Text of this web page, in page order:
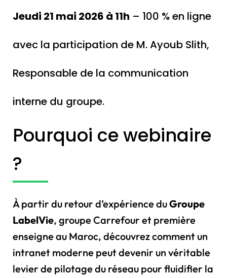
Jeudi 21 mai 2026 à 11h – 100 % en ligne
avec la participation de M. Ayoub Slith,
Responsable de la communication
interne du groupe.
Pourquoi ce webinaire
?
À partir du retour d’expérience duGroupe
LabelVie, groupe Carrefour et première
enseigne au Maroc, découvrez comment un
intranet moderne peut devenir un véritable
levier de pilotage du réseau pour fluidifier la